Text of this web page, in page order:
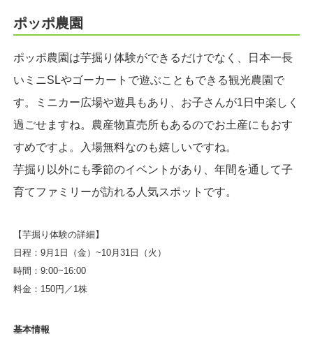
ポッポ農園
ポッポ農園は芋掘り体験ができるだけでなく、日本一長
いミニSLやゴーカートで遊ぶこともできる観光農園で
す。ミニカー広場や遊具もあり、お子さんが1日中楽しく
過ごせますね。農産物直売所もあるのでお土産にもおす
すめですよ。入場無料なのも嬉しいですね。
芋掘り以外にも季節のイベントがあり、年間を通して子
育てファミリーが訪れる人気スポットです。
【芋掘り体験の詳細】
日程：9月1日（金）~10月31日（火）
時間：9:00~16:00
料金：150円／1株
基本情報